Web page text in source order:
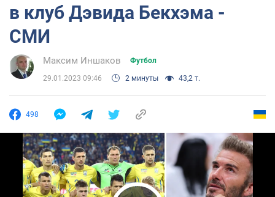
в клуб Дэвида Бекхэма -
СМИ
Максим Иншаков Футбол
29.01.2023 09:46 2 минуты 43,2 т.
498